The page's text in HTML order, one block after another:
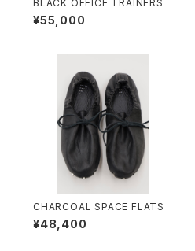
BLACK OFFICE TRAINERS
¥55,000
CHARCOAL SPACE FLATS
¥48,400